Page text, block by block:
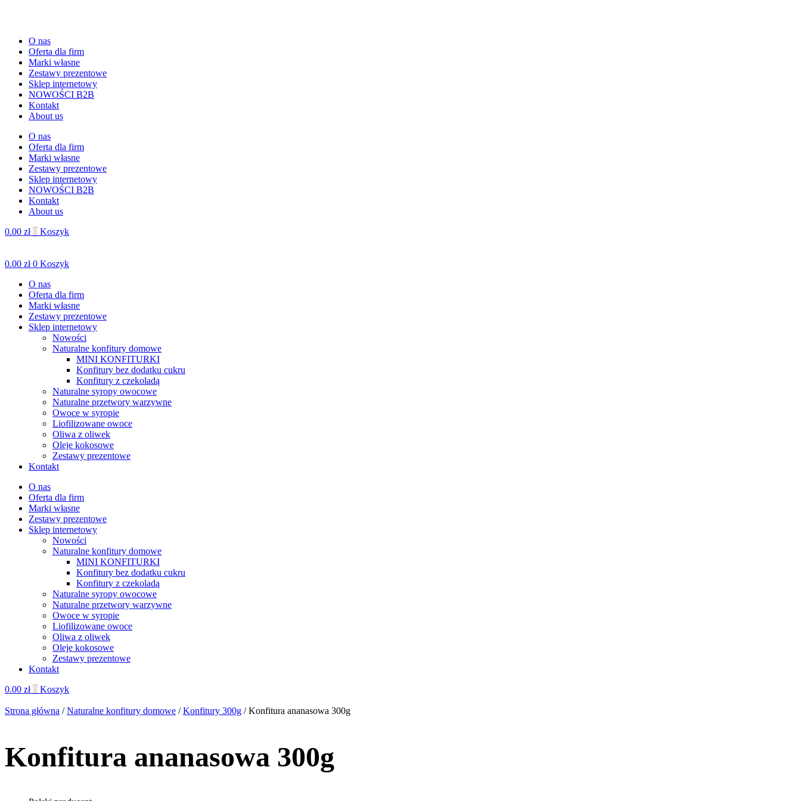
O nas
Oferta dla firm
Marki własne
Zestawy prezentowe
Sklep internetowy
NOWOŚCI B2B
Kontakt
About us
O nas
Oferta dla firm
Marki własne
Zestawy prezentowe
Sklep internetowy
NOWOŚCI B2B
Kontakt
About us
0.00 zł 0 Koszyk
0.00 zł 0 Koszyk
O nas
Oferta dla firm
Marki własne
Zestawy prezentowe
Sklep internetowy
Nowości
Naturalne konfitury domowe
MINI KONFITURKI
Konfitury bez dodatku cukru
Konfitury z czekoladą
Naturalne syropy owocowe
Naturalne przetwory warzywne
Owoce w syropie
Liofilizowane owoce
Oliwa z oliwek
Oleje kokosowe
Zestawy prezentowe
Kontakt
O nas
Oferta dla firm
Marki własne
Zestawy prezentowe
Sklep internetowy
Nowości
Naturalne konfitury domowe
MINI KONFITURKI
Konfitury bez dodatku cukru
Konfitury z czekoladą
Naturalne syropy owocowe
Naturalne przetwory warzywne
Owoce w syropie
Liofilizowane owoce
Oliwa z oliwek
Oleje kokosowe
Zestawy prezentowe
Kontakt
0.00 zł 0 Koszyk
Strona główna /Naturalne konfitury domowe /Konfitury 300g / Konfitura ananasowa 300g
Konfitura ananasowa 300g